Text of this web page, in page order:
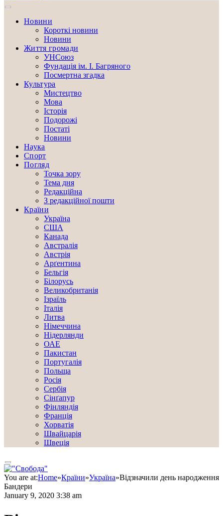
Новини
Короткі новини
Новини
Життя громади
УНСоюз
Фундація ім. І. Багряного
Посмертна згадка
Культура
Мистецтво
Мова
Історія
Подорожі
Постаті
Новини
Наука
Спорт
Погляд
Точка зору
Тема дня
Редакційна
З редакційної пошти
Країни
Україна
США
Канада
Австралія
Австрія
Арґентина
Бельгія
Білорусь
Великобританія
Ізраїль
Італія
Литва
Німеччина
Нідерлянди
ОАЕ
Пакистан
Португалія
Польща
Росія
Сербія
Сінґапур
Фінляндія
Франція
Хорватія
Швайцарія
Швеція
You are at:Home»Країни»Україна»Відзначили день народження
Бандери
January 9, 2020 3:38 am